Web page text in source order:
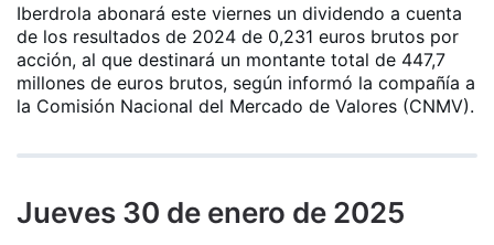
Iberdrola abonará este viernes un dividendo a cuenta
de los resultados de 2024 de 0,231 euros brutos por
acción, al que destinará un montante total de 447,7
millones de euros brutos, según informó la compañía a
la Comisión Nacional del Mercado de Valores (CNMV).
Jueves 30 de enero de 2025